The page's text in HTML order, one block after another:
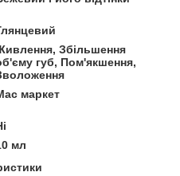
Збільшення
губ, Пом'якшення,
маркет
мл